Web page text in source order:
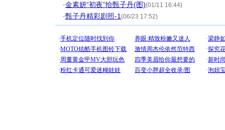
·金素妍“初夜”给甄子丹(图)(01/11 16:44)
·甄子丹精彩剧照-1 (06/23 17:52)